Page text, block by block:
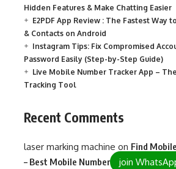
Hidden Features & Make Chatting Easier
E2PDF App Review : The Fastest Way
& Contacts on Android
Instagram Tips: Fix Compromised
Password Easily (Step-by-Step Guide)
Live Mobile Number Tracker App –
Tracking Tool
Recent Comments
laser marking machine on Find
– Best Mobile Number Location Finder